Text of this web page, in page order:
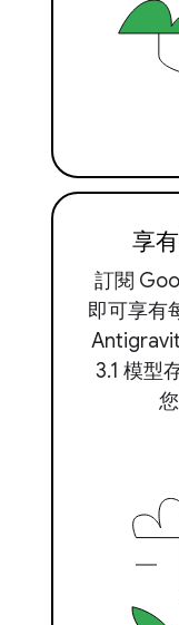
享
訂閱
即可享有
3.1 模型